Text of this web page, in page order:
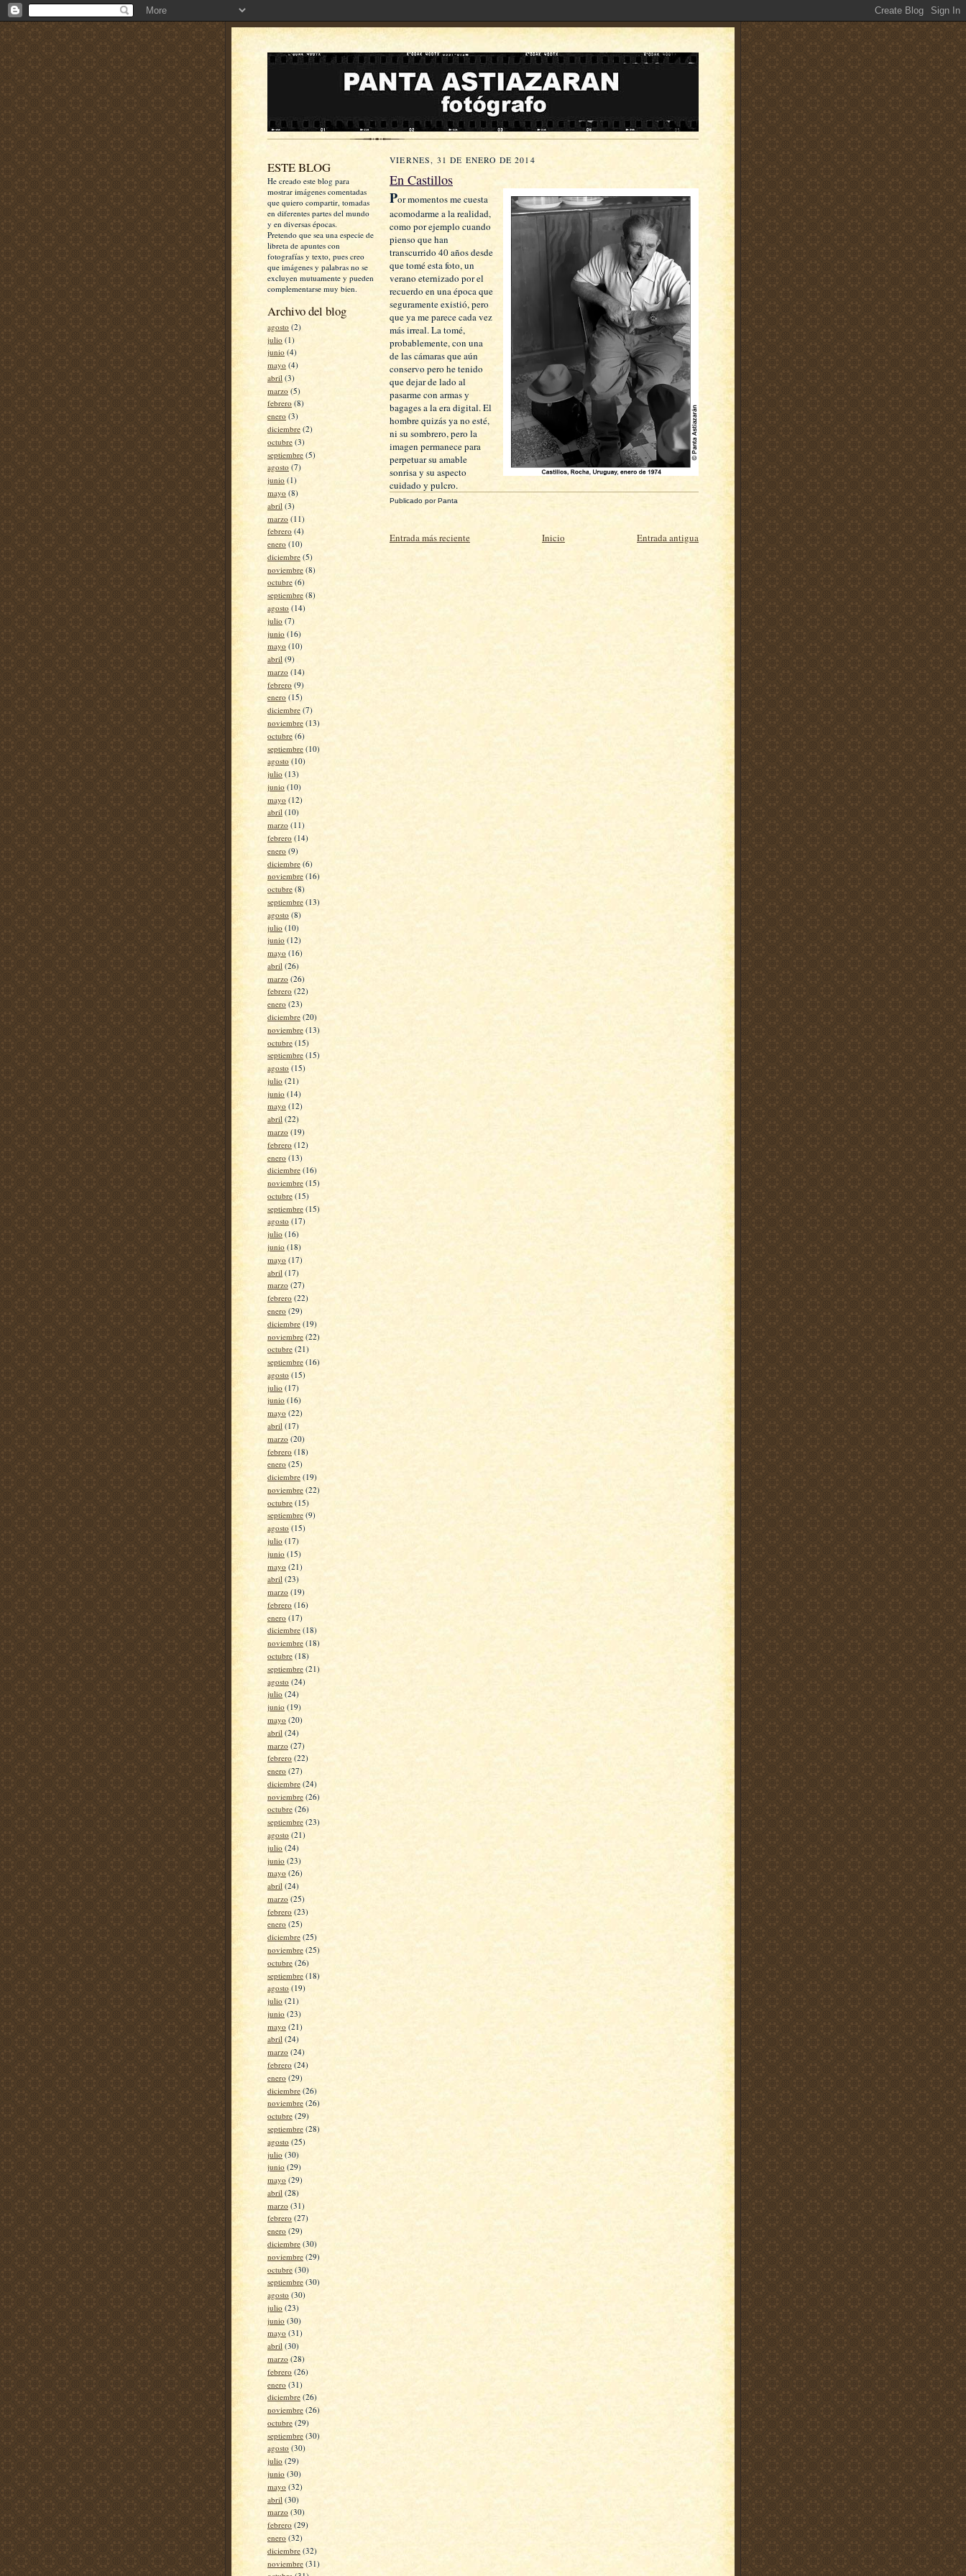
ESTE BLOG
He creado este blog para
mostrar imágenes comentadas
que quiero compartir, tomadas
en diferentes partes del mundo
y en diversas épocas.
Pretendo que sea una especie de
libreta de apuntes con
fotografías y texto, pues creo
que imágenes y palabras no se
excluyen mutuamente y pueden
complementarse muy bien.
Archivo del blog
agosto (2)
julio (1)
junio (4)
mayo (4)
abril (3)
marzo (5)
febrero (8)
enero (3)
diciembre (2)
octubre (3)
septiembre (5)
agosto (7)
junio (1)
mayo (8)
abril (3)
marzo (11)
febrero (4)
enero (10)
diciembre (5)
noviembre (8)
octubre (6)
septiembre (8)
agosto (14)
julio (7)
junio (16)
mayo (10)
abril (9)
marzo (14)
febrero (9)
enero (15)
diciembre (7)
noviembre (13)
octubre (6)
septiembre (10)
agosto (10)
julio (13)
junio (10)
mayo (12)
abril (10)
marzo (11)
febrero (14)
enero (9)
diciembre (6)
noviembre (16)
octubre (8)
septiembre (13)
agosto (8)
julio (10)
junio (12)
mayo (16)
abril (26)
marzo (26)
febrero (22)
enero (23)
diciembre (20)
noviembre (13)
octubre (15)
septiembre (15)
agosto (15)
julio (21)
junio (14)
mayo (12)
abril (22)
marzo (19)
febrero (12)
enero (13)
diciembre (16)
noviembre (15)
octubre (15)
septiembre (15)
agosto (17)
julio (16)
junio (18)
mayo (17)
abril (17)
marzo (27)
febrero (22)
enero (29)
diciembre (19)
noviembre (22)
octubre (21)
septiembre (16)
agosto (15)
julio (17)
junio (16)
mayo (22)
abril (17)
marzo (20)
febrero (18)
enero (25)
diciembre (19)
noviembre (22)
octubre (15)
septiembre (9)
agosto (15)
julio (17)
junio (15)
mayo (21)
abril (23)
marzo (19)
febrero (16)
enero (17)
diciembre (18)
noviembre (18)
octubre (18)
septiembre (21)
agosto (24)
julio (24)
junio (19)
mayo (20)
abril (24)
marzo (27)
febrero (22)
enero (27)
diciembre (24)
noviembre (26)
octubre (26)
septiembre (23)
agosto (21)
julio (24)
junio (23)
mayo (26)
abril (24)
marzo (25)
febrero (23)
enero (25)
diciembre (25)
noviembre (25)
octubre (26)
septiembre (18)
agosto (19)
julio (21)
junio (23)
mayo (21)
abril (24)
marzo (24)
febrero (24)
enero (29)
diciembre (26)
noviembre (26)
octubre (29)
septiembre (28)
agosto (25)
julio (30)
junio (29)
mayo (29)
abril (28)
marzo (31)
febrero (27)
enero (29)
diciembre (30)
noviembre (29)
octubre (30)
septiembre (30)
agosto (30)
julio (23)
junio (30)
mayo (31)
abril (30)
marzo (28)
febrero (26)
enero (31)
diciembre (26)
noviembre (26)
octubre (29)
septiembre (30)
agosto (30)
julio (29)
junio (30)
mayo (32)
abril (30)
marzo (30)
febrero (29)
enero (32)
diciembre (32)
noviembre (31)
VIERNES, 31 DE ENERO DE 2014
En Castillos
Por momentos me cuesta
acomodarme a la realidad,
como por ejemplo cuando
pienso que han
transcurrido 40 años desde
que tomé esta foto, un
verano eternizado por el
recuerdo en una época que
seguramente existió, pero
que ya me parece cada vez
más irreal. La tomé,
probablemente, con una
de las cámaras que aún
conservo pero he tenido
que dejar de lado al
pasarme con armas y
bagages a la era digital. El
hombre quizás ya no esté,
ni su sombrero, pero la
imagen permanece para
perpetuar su amable
sonrisa y su aspecto
cuidado y pulcro.
Publicado porPanta
Entrada más reciente Entrada antigua
Inicio